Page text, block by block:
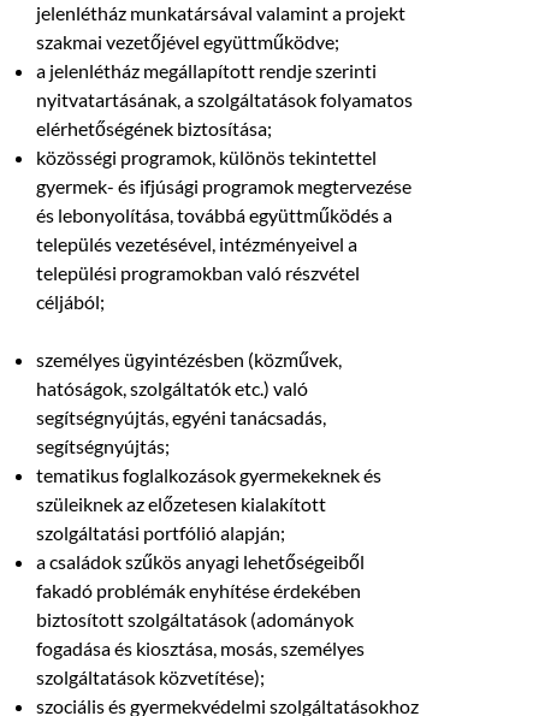
jelenlétház munkatársával valamint a projekt
szakmai vezetőjével együttműködve;
a jelenlétház megállapított rendje szerinti
nyitvatartásának, a szolgáltatások folyamatos
elérhetőségének biztosítása;
közösségi programok, különös tekintettel
gyermek- és ifjúsági programok megtervezése
és lebonyolítása, továbbá együttműködés a
település vezetésével, intézményeivel a
települési programokban való részvétel
céljából;
személyes ügyintézésben (közművek,
hatóságok, szolgáltatók etc.) való
segítségnyújtás, egyéni tanácsadás,
segítségnyújtás;
tematikus foglalkozások gyermekeknek és
szüleiknek az előzetesen kialakított
szolgáltatási portfólió alapján;
a családok szűkös anyagi lehetőségeiből
fakadó problémák enyhítése érdekében
biztosított szolgáltatások (adományok
fogadása és kiosztása, mosás, személyes
szolgáltatások közvetítése);
szociális és gyermekvédelmi szolgáltatásokhoz